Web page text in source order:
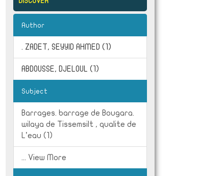
Author
. ZADET, SEYYID AHMED (1)
ABDOUSSE, DJELOUL (1)
Subject
Barrages. barrage de Bougara.
wilaya de Tissemsilt , qualite de
L’eau (1)
... View More